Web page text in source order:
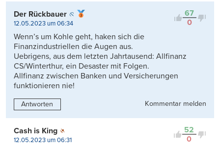
67
0
Der Rückbauer
12.05.2023 um 06:34
Wenn’s um Kohle geht, haken sich die
Finanzindustriellen die Augen aus.
Uebrigens, aus dem letzten Jahrtausend: Allfinanz
CS/Winterthur, ein Desaster mit Folgen.
Allfinanz zwischen Banken und Versicherungen
funktionieren nie!
Antworten Kommentar melden
52
0
Cash is King
12.05.2023 um 06:31